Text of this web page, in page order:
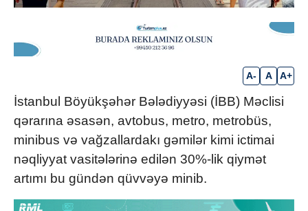
A- A A+
İstanbul Böyükşəhər Bələdiyyəsi (İBB) Məclisi
qərarına əsasən, avtobus, metro, metrobüs,
minibus və vağzallardakı gəmilər kimi ictimai
nəqliyyat vasitələrinə edilən 30%-lik qiymət
artımı bu gündən qüvvəyə minib.